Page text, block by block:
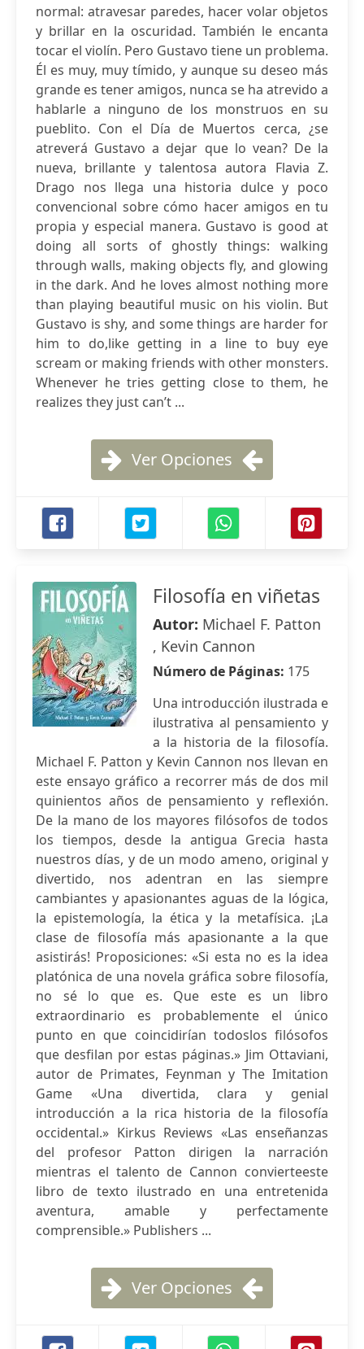
normal: atravesar paredes, hacer volar objetos
y brillar en la oscuridad. También le encanta
tocar el violín. Pero Gustavo tiene un problema.
Él es muy, muy tímido, y aunque su deseo más
grande es tener amigos, nunca se ha atrevido a
hablarle a ninguno de los monstruos en su
pueblito. Con el Día de Muertos cerca, ¿se
atreverá Gustavo a dejar que lo vean? De la
nueva, brillante y talentosa autora Flavia Z.
Drago nos llega una historia dulce y poco
convencional sobre cómo hacer amigos en tu
propia y especial manera. Gustavo is good at
doing all sorts of ghostly things: walking
through walls, making objects fly, and glowing
in the dark. And he loves almost nothing more
than playing beautiful music on his violin. But
Gustavo is shy, and some things are harder for
him to do,like getting in a line to buy eye
scream or making friends with other monsters.
Whenever he tries getting close to them, he
realizes they just can’t ...
Ver Opciones
Filosofía en viñetas
Autor: Michael F. Patton
, Kevin Cannon
Número de Páginas: 175
Una introducción ilustrada e
ilustrativa al pensamiento y
a la historia de la filosofía.
Michael F. Patton y Kevin Cannon nos llevan en
este ensayo gráfico a recorrer más de dos mil
quinientos años de pensamiento y reflexión.
De la mano de los mayores filósofos de todos
los tiempos, desde la antigua Grecia hasta
nuestros días, y de un modo ameno, original y
divertido, nos adentran en las siempre
cambiantes y apasionantes aguas de la lógica,
la epistemología, la ética y la metafísica. ¡La
clase de filosofía más apasionante a la que
asistirás! Proposiciones: «Si esta no es la idea
platónica de una novela gráfica sobre filosofía,
no sé lo que es. Que este es un libro
extraordinario es probablemente el único
punto en que coincidirían todoslos filósofos
que desfilan por estas páginas.» Jim Ottaviani,
autor de Primates, Feynman y The Imitation
Game «Una divertida, clara y genial
introducción a la rica historia de la filosofía
occidental.» Kirkus Reviews «Las enseñanzas
del profesor Patton dirigen la narración
mientras el talento de Cannon convierteeste
libro de texto ilustrado en una entretenida
aventura, amable y perfectamente
comprensible.» Publishers ...
Ver Opciones